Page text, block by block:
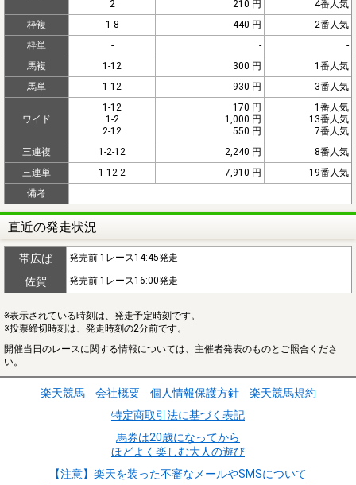
2
210 円
4番人気
枠複
1-8 440 円
2番人気
枠単
- -
-
馬複
1-12 300 円
1番人気
馬単
1-12 930 円 3番人気
ワイド
1-12
1-2
2-12
170 円
1,000 円
550 円
1番人気
13番人気
7番人気
三連複
1-2-12 2,240 円
8番人気
三連単
1-12-2 7,910 円
19番人気
備考
直近の発走状況
帯広ば 発売前 1レース14:45発走
佐賀 発売前 1レース16:00発走
※表示されている時刻は、発走予定時刻です。
※投票締切時刻は、発走時刻の2分前です。
開催当日のレースに関する情報については、主催者発表のものとご照合くださ
い。
楽天競馬 会社概要 個人情報保護方針
楽天競馬規約
特定商取引法に基づく表記
馬券は20歳になってから
ほどよく楽しむ大人の遊び
【注意】楽天を装った不審なメールやSMSについて